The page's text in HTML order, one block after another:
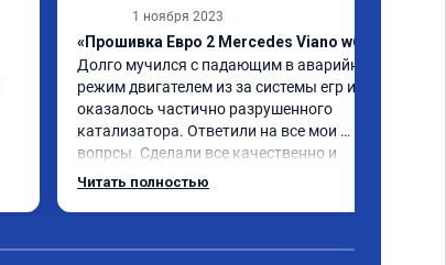
1 ноября 2023
«Прошивка Евро 2 Mercedes Viano w639»
Долго мучился с падающим в аварийный
режим двигателем из за системы егр и как
оказалось частично разрушенного
катализатора. Ответили на все мои
вопрсы. Сделали все качественно и
несмотря на конец рабочего дня
Читать полностью